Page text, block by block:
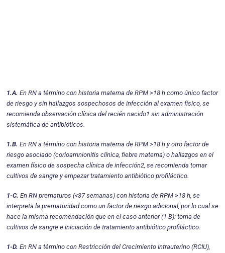
1.A. En RN a término con historia materna de RPM >18 h como único factor
de riesgo y sin hallazgos sospechosos de infección al examen físico, se
reco­mienda observación clínica del recién nacido1 sin administración
sistemática de antibióticos.
1.B. En RN a término con historia materna de RPM >18 h y otro factor de
riesgo asociado (corioamnioni­tis clínica, fiebre materna) o hallazgos en el
examen físico de sospecha clínica de infección2, se recomien­da tomar
cultivos de sangre y empezar tratamiento antibiótico profiláctico.
1-C. En RN prematuros (<37 semanas) con historia de RPM >18 h, se
interpreta la prematuridad como un factor de riesgo adicional, por lo cual se
hace la misma recomendación que en el caso anterior (1-B): toma de
cultivos de sangre e iniciación de tratamien­to antibiótico profiláctico.
1-D. En RN a término con Restricción del Creci­miento Intrauterino (RCIU),